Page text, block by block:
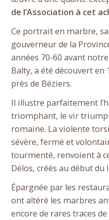
de l’Association à cet
Ce portrait en marbre,
gouverneur de la
années 70-60 avant
Balty, a été découvert en
près de Béziers.
Il illustre parfaitement
triomphant, le vir
romaine. La violente
sévère, fermé et
tourmenté, renvoient à
Délos, créés au début du
Épargnée par les
ont altéré les marbres
encore de rares traces